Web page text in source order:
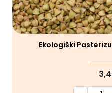
Ekologiški